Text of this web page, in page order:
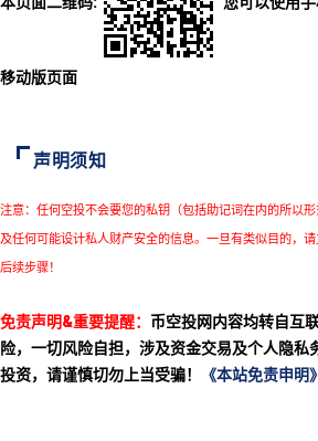
移动版页面
声明须知
注意：任何空投不会要您的私钥（包括助记词在内的所以
及任何可能设计私人财产安全的信息。一旦有类似目的，
后续步骤！
免责声明&重要提醒： 币空投网内容均转自互
险，一切风险自担，涉及资金交易及个人隐私
投资，请谨慎切勿上当受骗！
《本站免责申明》